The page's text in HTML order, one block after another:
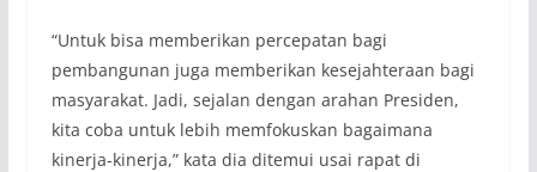
“Untuk bisa memberikan percepatan bagi
pembangunan juga memberikan kesejahteraan bagi
masyarakat. Jadi, sejalan dengan arahan Presiden,
kita coba untuk lebih memfokuskan bagaimana
kinerja-kinerja,” kata dia ditemui usai rapat di